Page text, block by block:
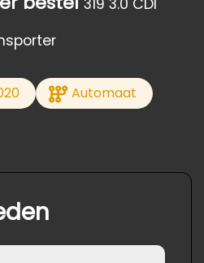
319 3.0 CDI
Automaat